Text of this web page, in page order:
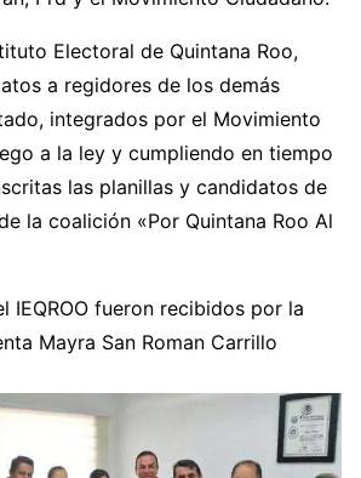
Electoral de Quintana Roo,
a regidores de los demás
integrados por el Movimiento
a la ley y cumpliendo en tiempo
las planillas y candidatos de
la coalición «Por Quintana Roo Al
IEQROO fueron recibidos por la
Mayra San Roman Carrillo